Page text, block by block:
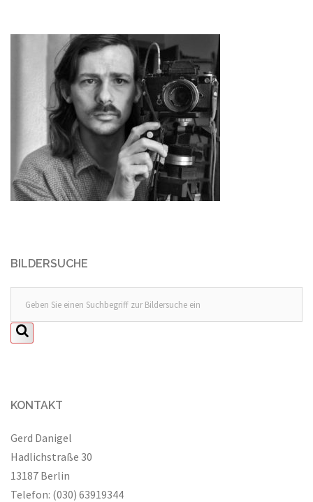
BILDERSUCHE
KONTAKT
Gerd Danigel
Hadlichstraße 30
13187 Berlin
Telefon: (030) 63919344